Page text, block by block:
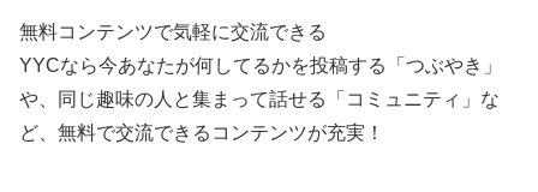
無料コンテンツで気軽に交流できる
YYCなら今あなたが何してるかを投稿する「つぶやき」
や、同じ趣味の人と集まって話せる「コミュニティ」な
ど、無料で交流できるコンテンツが充実！